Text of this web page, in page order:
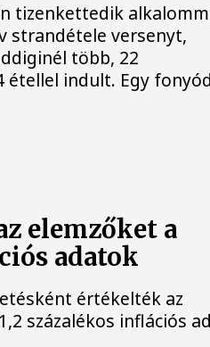
tizenkettedik
strandétele versenyt,
több, 22
étellel indult. Egy
elemzőket a
adatok
értékelték az
százalékos inflációs